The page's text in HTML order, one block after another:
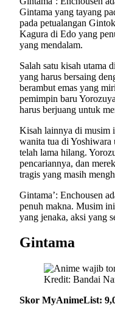
Gintama yang tayang
pada petualangan
Kagura di Edo yang
yang mendalam.
Salah satu kisah utama
yang harus bersaing
berambut emas yang
pemimpin baru
harus berjuang untuk
Kisah lainnya di musim
wanita tua di Yoshiwara
telah lama hilang.
pencariannya, dan
tragis yang masih
Gintama’: Enchousen
penuh makna. Musim
yang jenaka, aksi yang
Gintama
Kredit: Bandai
Skor MyAnimeList: